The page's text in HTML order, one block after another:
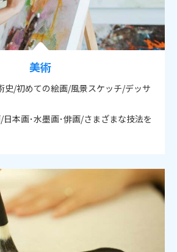
美術
史/初めての絵画/風景スケッチ/デッサ
本画･水墨画･俳画/さまざまな技法を